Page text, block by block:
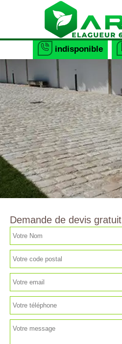
indisponible
Demande de devis gratuit